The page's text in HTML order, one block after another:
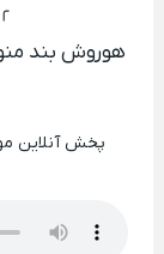
هوروش بند
پخش آنلاین